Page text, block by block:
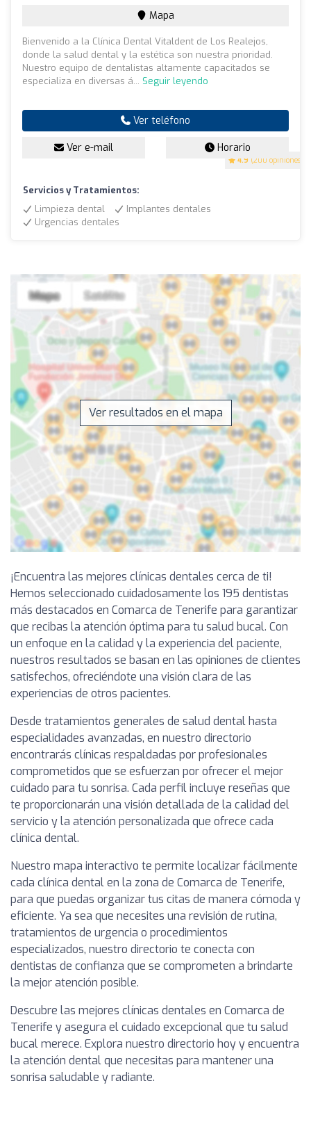
4.9 (200 opiniones)
Mapa
Bienvenido a la Clínica Dental Vitaldent de Los Realejos,
donde la salud dental y la estética son nuestra prioridad.
Nuestro equipo de dentalistas altamente capacitados se
especializa en diversas á... Seguir leyendo
Ver teléfono
Ver e-mail Horario
Servicios y Tratamientos:
Limpieza dental
Implantes dentales
Urgencias dentales
Ver resultados en el mapa
¡Encuentra las mejores clínicas dentales cerca de ti!
Hemos seleccionado cuidadosamente los 195 dentistas
más destacados en Comarca de Tenerife para garantizar
que recibas la atención óptima para tu salud bucal. Con
un enfoque en la calidad y la experiencia del paciente,
nuestros resultados se basan en las opiniones de clientes
satisfechos, ofreciéndote una visión clara de las
experiencias de otros pacientes.
Desde tratamientos generales de salud dental hasta
especialidades avanzadas, en nuestro directorio
encontrarás clínicas respaldadas por profesionales
comprometidos que se esfuerzan por ofrecer el mejor
cuidado para tu sonrisa. Cada perfil incluye reseñas que
te proporcionarán una visión detallada de la calidad del
servicio y la atención personalizada que ofrece cada
clínica dental.
Nuestro mapa interactivo te permite localizar fácilmente
cada clínica dental en la zona de Comarca de Tenerife,
para que puedas organizar tus citas de manera cómoda y
eficiente. Ya sea que necesites una revisión de rutina,
tratamientos de urgencia o procedimientos
especializados, nuestro directorio te conecta con
dentistas de confianza que se comprometen a brindarte
la mejor atención posible.
Descubre las mejores clínicas dentales en Comarca de
Tenerife y asegura el cuidado excepcional que tu salud
bucal merece. Explora nuestro directorio hoy y encuentra
la atención dental que necesitas para mantener una
sonrisa saludable y radiante.